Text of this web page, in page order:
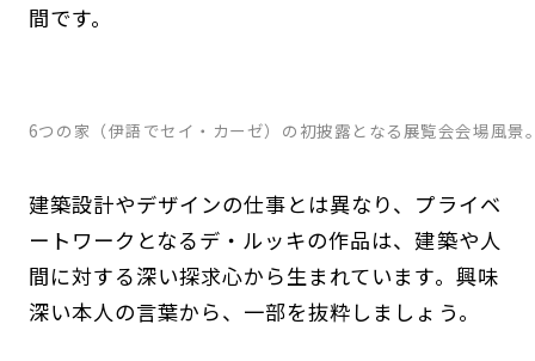
間です。
6つの家（伊語でセイ・カーゼ）の初披露となる展覧会会場風
建築設計やデザインの仕事とは異なり、プライベ
ートワークとなるデ・ルッキの作品は、建築や人
間に対する深い探求心から生まれています。興味
深い本人の言葉から、一部を抜粋しましょう。